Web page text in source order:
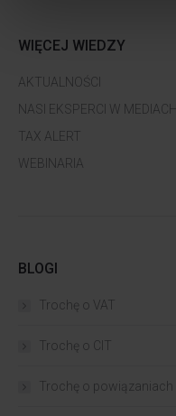
WIĘCEJ WIEDZY
AKTUALNOŚCI
NASI EKSPERCI W MEDIACH
TAX ALERT
WEBINARIA
BLOGI
Trochę o VAT
Trochę o CIT
Trochę o powiązaniach​